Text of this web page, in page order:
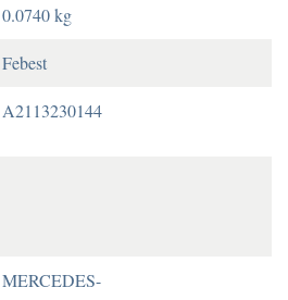
0.0740 kg
Febest
A2113230144
MERCEDES-